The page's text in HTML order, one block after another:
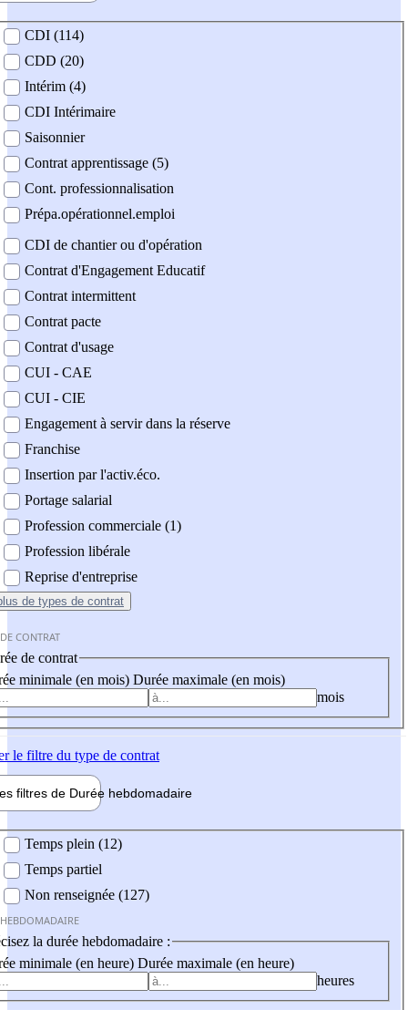
contrat
CDI (114)
CDD (20)
Intérim (4)
CDI Intérimaire
Saisonnier
Contrat apprentissage (5)
Cont. professionnalisation
Prépa.opérationnel.emploi
CDI de chantier ou d'opération
Contrat d'Engagement Educatif
Contrat intermittent
Contrat pacte
Contrat d'usage
CUI - CAE
CUI - CIE
Engagement à servir dans la réserve
Franchise
Insertion par l'activ.éco.
Portage salarial
Profession commerciale (1)
Profession libérale
Reprise d'entreprise
de types de contrat
CONTRAT
de contrat
minimale (en mois) Durée maximale (en mois)
mois
le filtre du type de contrat
filtres de Durée hebdomadaire
Temps plein (12)
Temps partiel
Non renseignée (127)
la durée hebdomadaire :
minimale (en heure) Durée maximale (en heure)
heures